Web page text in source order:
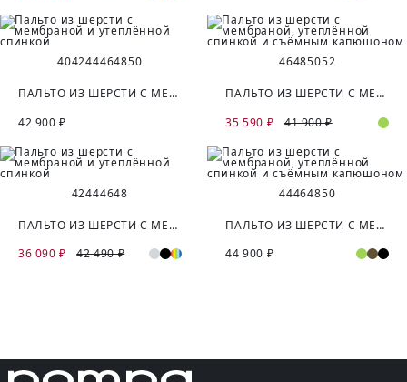
404244464850
ПАЛЬТО ИЗ ШЕРСТИ С МЕМБРАНОЙ И УТЕПЛЁННОЙ СПИНКОЙ
42 900 ₽
46485052
ПАЛЬТО ИЗ ШЕРСТИ С МЕМБРАНОЙ, УТЕПЛЁННОЙ СПИНКОЙ И СЪЁМНЫМ КАПЮШОНОМ
35 590 ₽
41 900 ₽
42444648
ПАЛЬТО ИЗ ШЕРСТИ С МЕМБРАНОЙ И УТЕПЛЁННОЙ СПИНКОЙ
36 090 ₽
42 490 ₽
44464850
ПАЛЬТО ИЗ ШЕРСТИ С МЕМБРАНОЙ, УТЕПЛЁННОЙ СПИНКОЙ И СЪЁМНЫМ КАПЮШОНОМ
44 900 ₽